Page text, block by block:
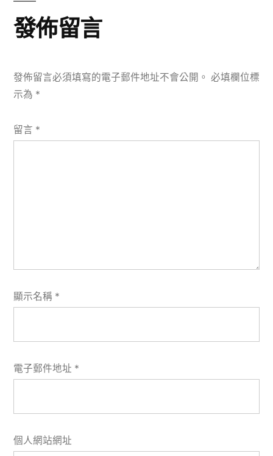
發佈留言
發佈留言必須填寫的電子郵件地址不會公開。 必填欄位標
示為 *
留言 *
顯示名稱 *
電子郵件地址 *
個人網站網址